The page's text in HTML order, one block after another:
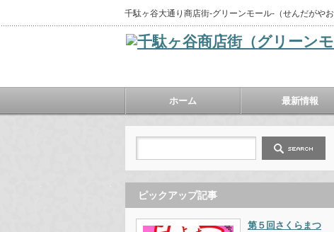
千駄ヶ谷大通り商店街‐グリーンモール‐（せんだがや
ホーム 最新情報
ピックアップ記事
第５回さくらまつ